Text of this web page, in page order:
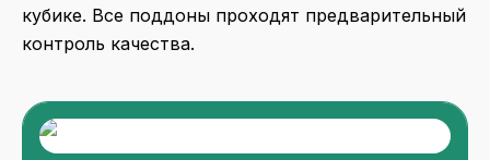
кубике. Все поддоны проходят предварительный
контроль качества.